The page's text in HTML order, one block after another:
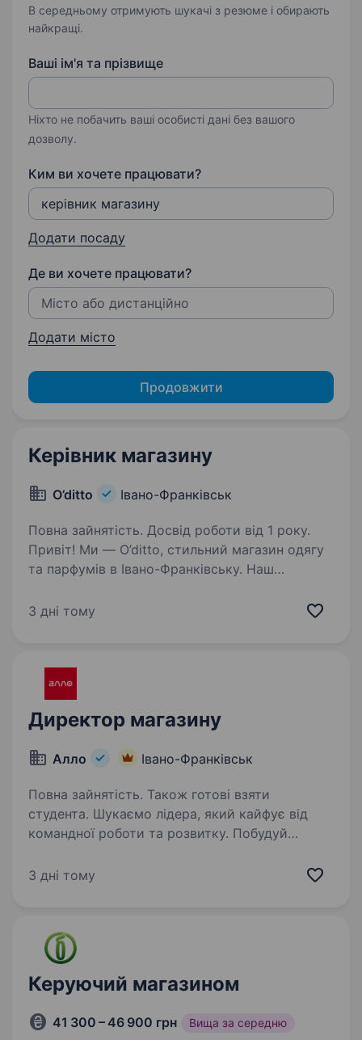
В середньому отримують шукачі з резюме і обирають
найкращі.
Ваші ім'я та прізвище
Ніхто не побачить ваші особисті дані без вашого
дозволу.
Ким ви хочете працювати?
Додати посаду
Де ви хочете працювати?
Додати місто
Продовжити
Керівник магазину
O’ditto Івано-Франківськ
Повна зайнятість. Досвід роботи від 1 року.
Привіт! Ми — O’ditto, стильний магазин одягу
та парфумів в Івано-Франківську. Наш
актуальні тренди і доступність водночас.
3 дні тому
Директор магазину
Алло Івано-Франківськ
Повна зайнятість. Також готові взяти
студента. Шукаємо лідера, який кайфує від
командної роботи та розвитку. Побудуй
накопичений потенціал, знання і навички;
3 дні тому
Керуючий магазином
41 300 – 46 900 грн Вища за середню